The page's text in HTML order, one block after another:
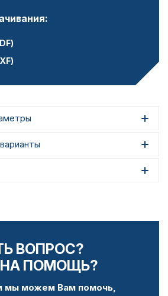
ВОПРОС?
ПОМОЩЬ?
мы можем Вам помочь,